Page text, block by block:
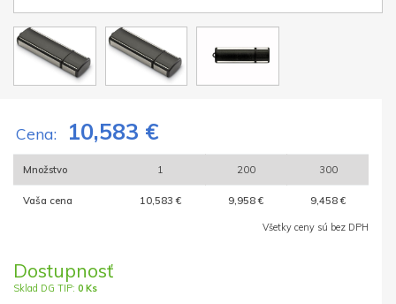
Cena: 10,583 €
Množstvo 1 200 300
Vaša cena 10,583 € 9,958 € 9,458 €
Všetky ceny sú bez DPH
Dostupnosť
Sklad DG TIP: 0 Ks